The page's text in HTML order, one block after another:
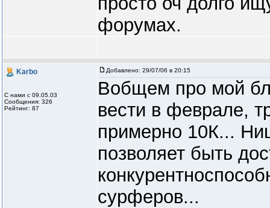
форумах.
Karbo
С нами с 09.05.03
Сообщения: 326
Рейтинг: 87
Добавлено: 29/07/06 в 20:15
Вобщем про мой
вести в феврале,
примерно 10К...
позволяет быть
сурферов...